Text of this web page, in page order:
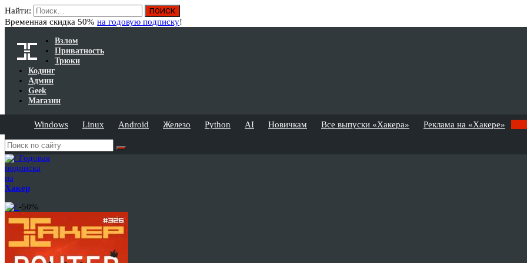
Найти:
Временная скидка 50% на годовую подписку!
Взлом
Приватность
Трюки
Кодинг
Админ
Geek
Магазин
Windows Linux Android Железо Python AI Новичкам Все выпуски «Хакера» Реклама на «Хакере»
Годовая
подписка
на
Хакер
-50%